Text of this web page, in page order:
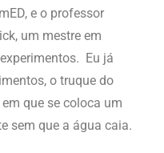
e o professor
um mestre em
Eu já
o truque do
que se coloca um
sem que a água caia.